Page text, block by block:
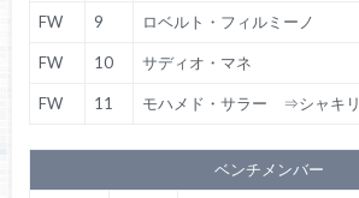
FW 9 ロベルト・フィルミーノ
FW 10 サディオ・マネ
FW 11 モハメド・サラー ⇒シャキリ
ベンチメンバー